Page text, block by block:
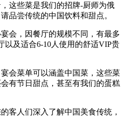
这些菜是我们的招牌-厨师为俄
品尝传统的中国饮料和甜点。
会，因餐厅的规模不同，有最多
以及适合6-10人使用的舒适VIP贵
会菜单可以涵盖中国菜，这些菜
有节日甜点，甚至有我们的蛋糕
客人们深入了解中国美食传统，